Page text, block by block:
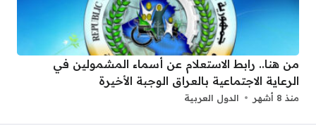
من هنا.. رابط الاستعلام عن أسماء المشمولين في
الرعاية الاجتماعية بالعراق الوجبة الأخيرة
منذ 8 أشهر الدول العربية